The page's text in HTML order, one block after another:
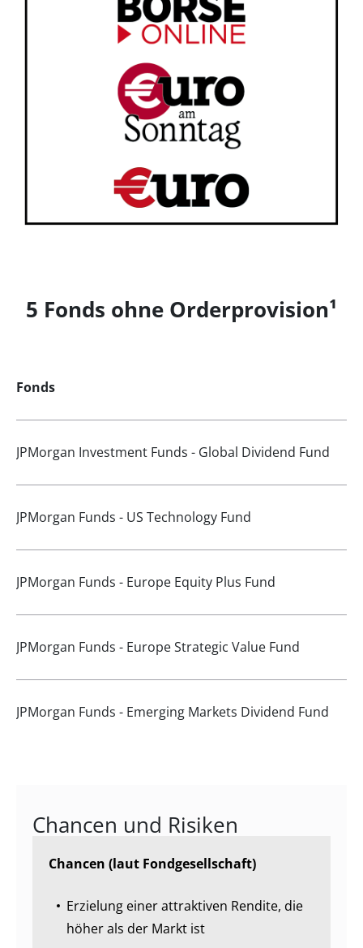
5 Fonds ohne Orderprovision¹
Fonds
JPMorgan Investment Funds - Global Dividend Fund
JPMorgan Funds - US Technology Fund
JPMorgan Funds - Europe Equity Plus Fund
JPMorgan Funds - Europe Strategic Value Fund
JPMorgan Funds - Emerging Markets Dividend Fund
Chancen und Risiken
Chancen (laut Fondgesellschaft)
Erzielung einer attraktiven Rendite, die
höher als der Markt ist